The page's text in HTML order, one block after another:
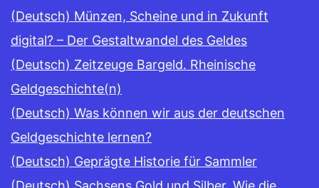
(Deutsch) Münzen, Scheine und in Zukunft
digital? – Der Gestaltwandel des Geldes
(Deutsch) Zeitzeuge Bargeld. Rheinische
Geldgeschichte(n)
(Deutsch) Was können wir aus der deutschen
Geldgeschichte lernen?
(Deutsch) Geprägte Historie für Sammler